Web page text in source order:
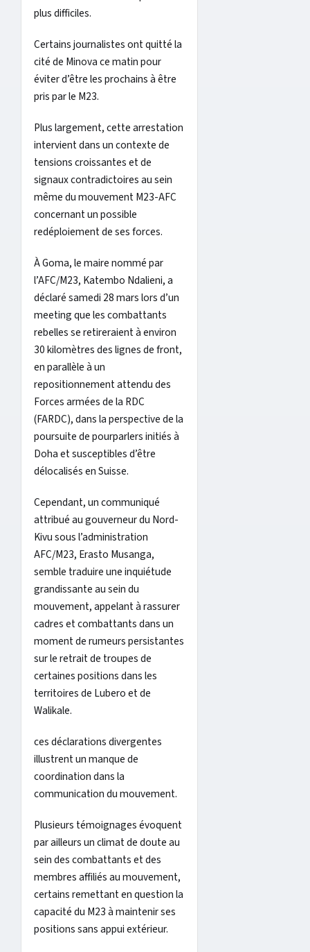
plus difficiles.
Certains journalistes ont quitté la
cité de Minova ce matin pour
éviter d’être les prochains à être
pris par le M23.
Plus largement, cette arrestation
intervient dans un contexte de
tensions croissantes et de
signaux contradictoires au sein
même du mouvement M23-AFC
concernant un possible
redéploiement de ses forces.
À Goma, le maire nommé par
l’AFC/M23, Katembo Ndalieni, a
déclaré samedi 28 mars lors d’un
meeting que les combattants
rebelles se retireraient à environ
30 kilomètres des lignes de front,
en parallèle à un
repositionnement attendu des
Forces armées de la RDC
(FARDC), dans la perspective de la
poursuite de pourparlers initiés à
Doha et susceptibles d’être
délocalisés en Suisse.
Cependant, un communiqué
attribué au gouverneur du Nord-
Kivu sous l’administration
AFC/M23, Erasto Musanga,
semble traduire une inquiétude
grandissante au sein du
mouvement, appelant à rassurer
cadres et combattants dans un
moment de rumeurs persistantes
sur le retrait de troupes de
certaines positions dans les
territoires de Lubero et de
Walikale.
ces déclarations divergentes
illustrent un manque de
coordination dans la
communication du mouvement.
Plusieurs témoignages évoquent
par ailleurs un climat de doute au
sein des combattants et des
membres affiliés au mouvement,
certains remettant en question la
capacité du M23 à maintenir ses
positions sans appui extérieur.